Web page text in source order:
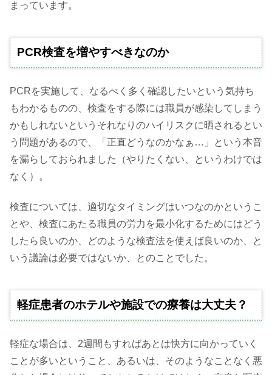
まっています。
PCR検査を増やすべきなのか
PCRを実施して、なるべく多く確認したいという気持ち
もわかるものの、検査をする際には職員が感染してしまう
かもしれないというそれなりのハイリスクに晒されるとい
う問題があるので、「正直どうなのかなぁ…」という本音
を漏らしておられました（やりたくない、というわけでは
なく）。
検査については、適切なタイミングはいつなのかというこ
とや、検査にあたる職員の労力を最小化するためにはどう
したら良いのか、どのような検査法を使えば良いのか、と
いう議論は必要ではないか、とのことでした。
軽症患者のホテルや施設での療養は大丈夫？
軽症な場合は、2週間もすればあとは快方に向かっていく
ことが多いということ、あるいは、そのようなことなく悪